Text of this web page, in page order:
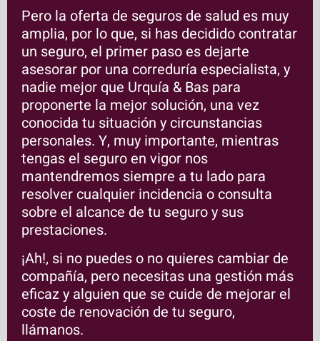
Pero la oferta de seguros de salud es muy
amplia, por lo que, si has decidido contratar
un seguro, el primer paso es dejarte
asesorar por una correduría especialista, y
nadie mejor que Urquía & Bas para
proponerte la mejor solución, una vez
conocida tu situación y circunstancias
personales. Y, muy importante, mientras
tengas el seguro en vigor nos
mantendremos siempre a tu lado para
resolver cualquier incidencia o consulta
sobre el alcance de tu seguro y sus
prestaciones.
¡Ah!, si no puedes o no quieres cambiar de
compañía, pero necesitas una gestión más
eficaz y alguien que se cuide de mejorar el
coste de renovación de tu seguro,
llámanos.